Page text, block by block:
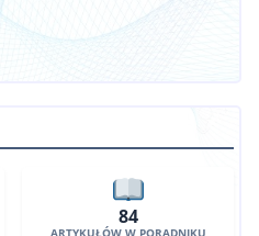
84
ARTYKUŁÓW W PORADNIKU